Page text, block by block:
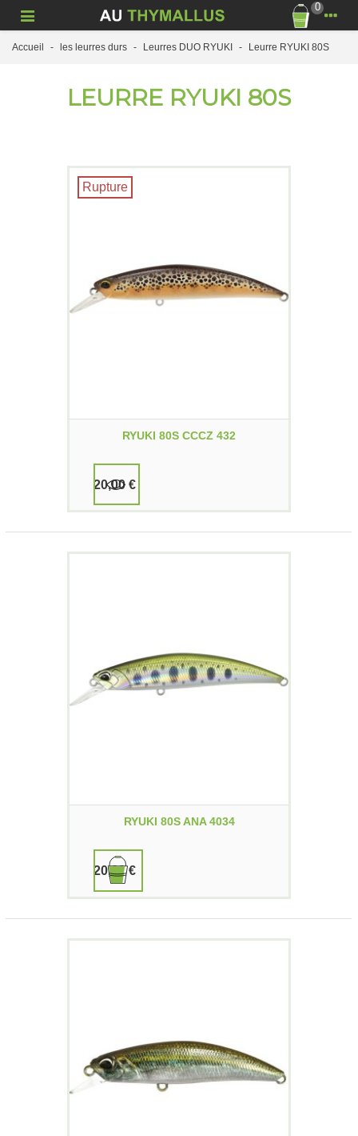
0
Accueil - les leurres durs - Leurres DUO RYUKI - Leurre RYUKI 80S
LEURRE RYUKI 80S
Rupture
RYUKI 80S CCCZ 432
20,00 €
RYUKI 80S ANA 4034
20,00 €